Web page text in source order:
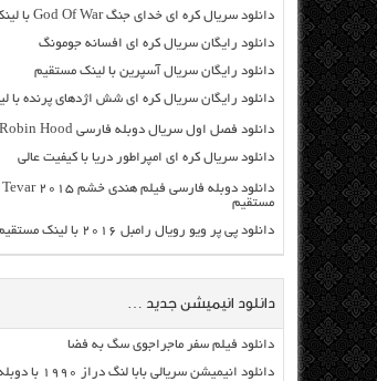
دانلود سریال کره ای خدای جنگ God Of War با لینک مستقیم
دانلود رایگان سریال کره ای افسانه جومونگ
دانلود رایگان سریال آسپرین با لینک مستقیم
دانلود رایگان سریال کره ای شش اژدهای پرنده با
دانلود فصل اول سریال دوبله فارسی Robin Hood رابین هود
دانلود سریال کره ای امپراطور دریا با کیفیت عالی
مستقیم
دانلود پی پر ویو رویال رامبل ۲۰۱۶ با لینک مستقیم
دانلود انیمیشن جدید …
دانلود فیلم سفر ماجراجوی سگ به فضا
دانلود انیمیشن سریالی بابا لنگ دراز ۱۹۹۰ با دوبله فارسی